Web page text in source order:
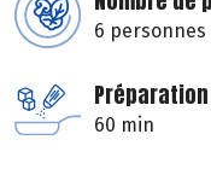
6 personnes
Préparation
60 min